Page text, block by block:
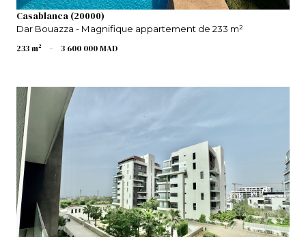
Casablanca (20000)
Dar Bouazza - Magnifique appartement de 233 m²
233 m²
- 3 600 000 MAD
VOIR LE BIEN